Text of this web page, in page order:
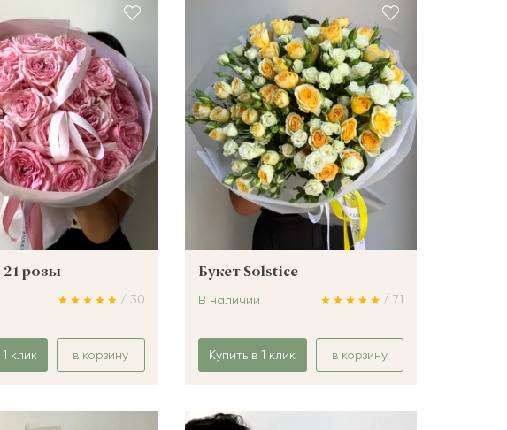
21 розы
/ 30
клик в корзину
Букет Solstice
/ 71
В наличии
Купить в 1 клик в корзину